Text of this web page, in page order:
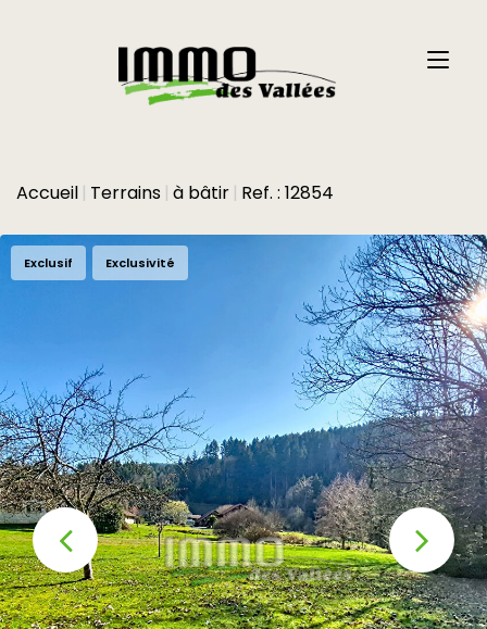
Accueil Terrains à bâtir Ref. : 12854
Exclusif Exclusivité